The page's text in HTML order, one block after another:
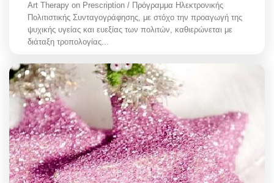
Art Therapy on Prescription / Πρόγραμμα Ηλεκτρονικής
Πολιτιστικής Συνταγογράφησης, με στόχο την προαγωγή της
ψυχικής υγείας και ευεξίας των πολιτών, καθιερώνεται με
διάταξη τροπολογίας...